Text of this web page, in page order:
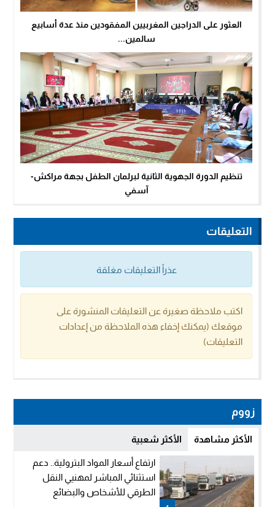
العثور على الدراجين المغربيين المفقودين منذ عدة أسابيع
سالمين...
تنظيم الدورة الجهوية الثانية لبرلمان الطفل بجهة مراكش-
آسفي
التعليقات
عذراً التعليقات مغلقة
اكتب ملاحظة صغيرة عن التعليقات المنشورة على
موقعك (يمكنك إخفاء هذه الملاحظة من إعدادات
التعليقات)
زووم
الأكثر مشاهدة الأكثر شعبية
ارتفاع أسعار المواد البترولية.. دعم
استثنائي المباشر لمهنيي النقل
الطرقي للأشخاص والبضائع